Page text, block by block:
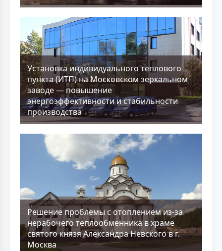
Установка индивидуального теплового
пункта (ИТП) на Московском зеркальном
заводе — повышение
энергоэффективности и стабильности
производства
Решение проблемы с отоплением из-за
нерабочего теплообменника в храме
святого князя Александра Невского в г.
Москва